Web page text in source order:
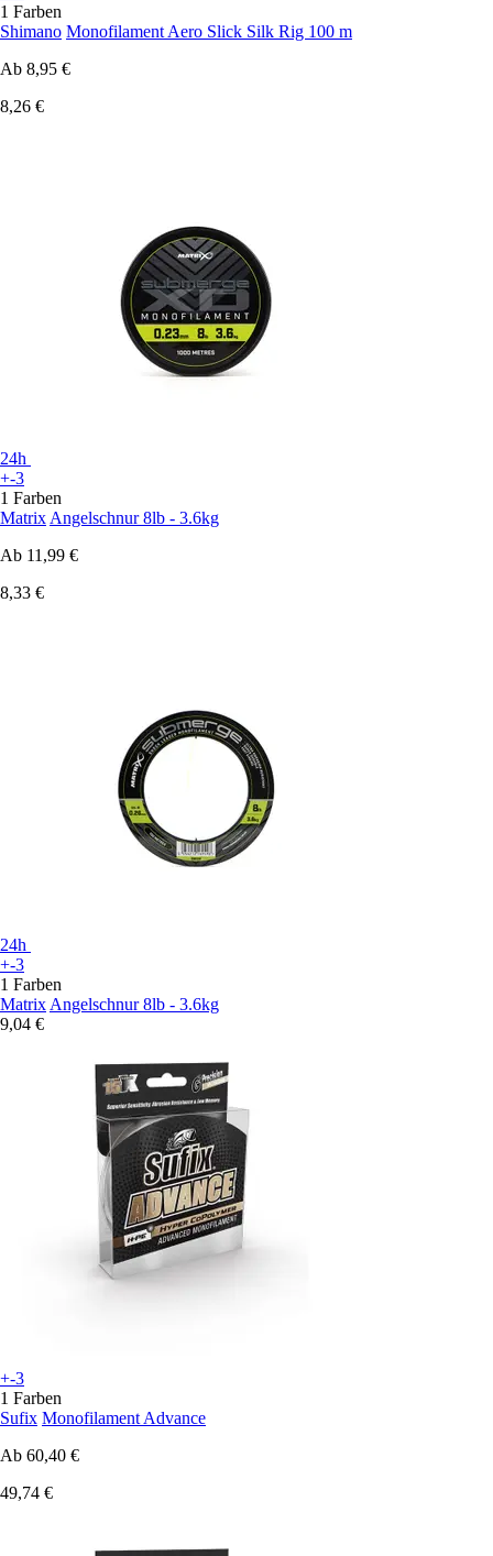
1 Farben
Shimano Monofilament Aero Slick Silk Rig 100 m
Ab 8,95 €
8,26 €
24h
+-3
1 Farben
Matrix Angelschnur 8lb - 3.6kg
Ab 11,99 €
8,33 €
24h
+-3
1 Farben
Matrix Angelschnur 8lb - 3.6kg
9,04 €
+-3
1 Farben
Sufix Monofilament Advance
Ab 60,40 €
49,74 €